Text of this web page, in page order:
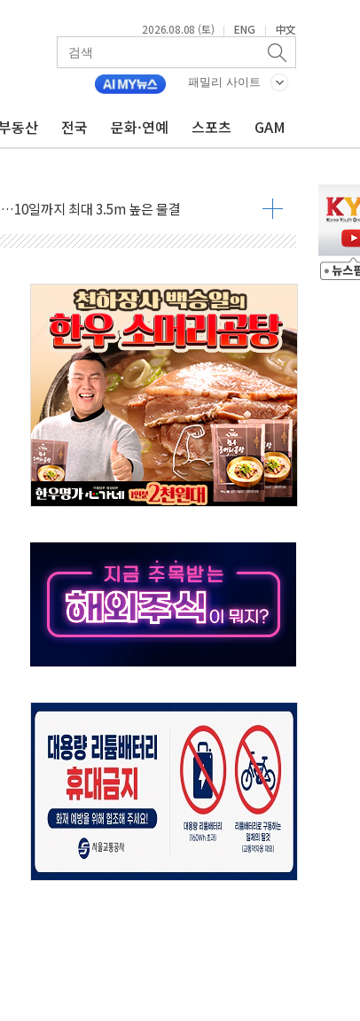
2026.08.08 (토) | ENG | 中文
패밀리 사이트
동산 전국 문화·연예 스포츠 GAM
보트 전복…1명 사망·1명 실종
날 참석..."국제적 시민 연대로 목소리 내야"
실종 60대 나흘만에 숨진 채 발견
친 정청래…제주 연설서 신경전 고조
시…與 "적극 환영"·野 "졸속 국정"
명…정부, 비상대응기구 가동
이징도 부동산 규제 철폐
영…페르세우스 유성우 관측
이상 폭우…호우경보 발효
…온열질환 여부 조사
오전 집중 편성…체감온도 38도 넘으면 중단
지법' 전면 재검토 지시
20~30mm 강한 비...가뭄 해소될 듯
곳곳 소나기
주당 스스로 원칙 뒤집는 것"
진천 35도, 곳곳 소나기